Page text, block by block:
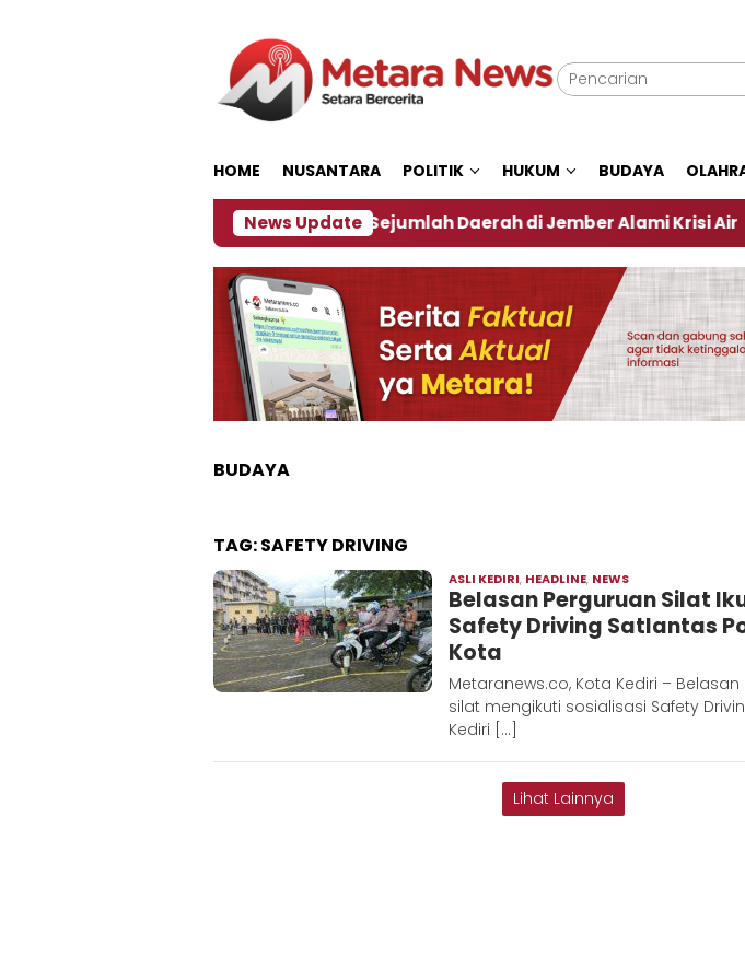
HOME NUSANTARA POLITIK HUKUM BUDAYA
News Update
Dampak El Nino, Sejumlah Daerah di Jember Alami Krisi Air
BUDAYA
TAG:SAFETY DRIVING
ASLI KEDIRI, HEADLINE, NEWS
Hadi
Belasan Perguruan Silat
Safety Driving Satlantas
Kota
Metaranews.co, Kota Kediri –
silat mengikuti sosialisasi Safety
Kediri […]
Lihat Lainnya